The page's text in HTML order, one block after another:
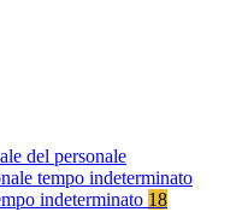
del personale
tempo indeterminato
indeterminato 18